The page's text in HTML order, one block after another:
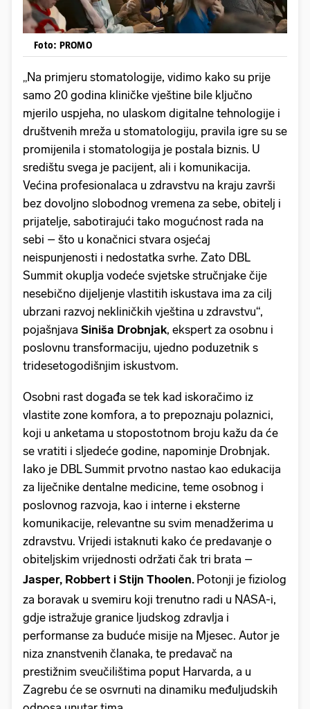
Foto: PROMO
„Na primjeru stomatologije, vidimo kako su prije
samo 20 godina kliničke vještine bile ključno
mjerilo uspjeha, no ulaskom digitalne tehnologije i
društvenih mreža u stomatologiju, pravila igre su se
promijenila i stomatologija je postala biznis. U
središtu svega je pacijent, ali i komunikacija.
Većina profesionalaca u zdravstvu na kraju završi
bez dovoljno slobodnog vremena za sebe, obitelj i
prijatelje, sabotirajući tako mogućnost rada na
sebi – što u konačnici stvara osjećaj
neispunjenosti i nedostatka svrhe. Zato DBL
Summit okuplja vodeće svjetske stručnjake čije
nesebično dijeljenje vlastitih iskustava ima za cilj
ubrzani razvoj nekliničkih vještina u zdravstvu“,
pojašnjava Siniša Drobnjak, ekspert za osobnu i
poslovnu transformaciju, ujedno poduzetnik s
tridesetogodišnjim iskustvom.
Osobni rast događa se tek kad iskoračimo iz
vlastite zone komfora, a to prepoznaju polaznici,
koji u anketama u stopostotnom broju kažu da će
se vratiti i sljedeće godine, napominje Drobnjak.
Iako je DBL Summit prvotno nastao kao edukacija
za liječnike dentalne medicine, teme osobnog i
poslovnog razvoja, kao i interne i eksterne
komunikacije, relevantne su svim menadžerima u
zdravstvu. Vrijedi istaknuti kako će predavanje o
obiteljskim vrijednosti održati čak tri brata –
Jasper, Robbert i Stijn Thoolen. Potonji je fiziolog
za boravak u svemiru koji trenutno radi u NASA-i,
gdje istražuje granice ljudskog zdravlja i
performanse za buduće misije na Mjesec. Autor je
niza znanstvenih članaka, te predavač na
prestižnim sveučilištima poput Harvarda, a u
Zagrebu će se osvrnuti na dinamiku međuljudskih